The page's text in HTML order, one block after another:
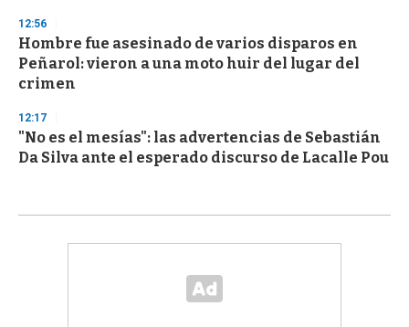
12:56
Hombre fue asesinado de varios disparos en
Peñarol: vieron a una moto huir del lugar del
crimen
12:17
"No es el mesías": las advertencias de Sebastián
Da Silva ante el esperado discurso de Lacalle Pou